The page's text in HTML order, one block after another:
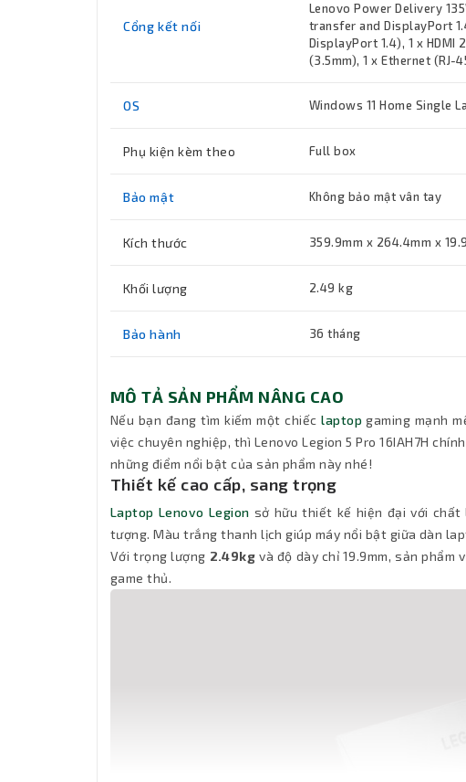
Cổng kết nối
Lenovo Power Delivery
transfer and DisplayPort
DisplayPort 1.4), 1 x HDMI
(3.5mm), 1 x Ethernet (RJ-
OS Windows 11 Home Single
Phụ kiện kèm theo Full box
Bảo mật Không bảo mật vân tay
Kích thước 359.9mm x 264.4mm x
Khối lượng 2.49 kg
Bảo hành 36 tháng
MÔ TẢ SẢN PHẨM NÂNG CAO
Nếu bạn đang tìm kiếm một chiếclaptop gaming mạnh
việc chuyên nghiệp, thì Lenovo Legion 5 Pro 16IAH7H
những điểm nổi bật của sản phẩm này nhé!
Thiết kế cao cấp, sang trọng
Laptop Lenovo Legion sở hữu thiết kế hiện đại với chất
tượng. Màu trắng thanh lịch giúp máy nổi bật giữa dàn
Với trọng lượng 2.49kgvà độ dày chỉ 19.9mm, sản
game thủ.